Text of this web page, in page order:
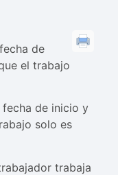
de
el trabajo
de inicio y
solo es
trabaja